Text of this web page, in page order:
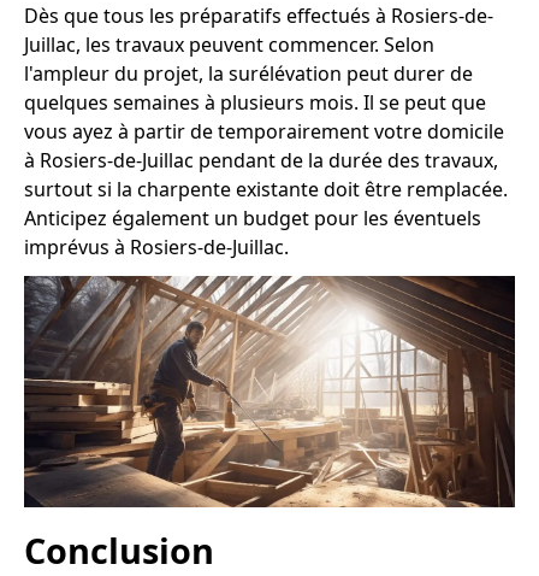
Dès que tous les préparatifs effectués à Rosiers-de-
Juillac, les travaux peuvent commencer. Selon
l'ampleur du projet, la surélévation peut durer de
quelques semaines à plusieurs mois. Il se peut que
vous ayez à partir de temporairement votre domicile
à Rosiers-de-Juillac pendant de la durée des travaux,
surtout si la charpente existante doit être remplacée.
Anticipez également un budget pour les éventuels
imprévus à Rosiers-de-Juillac.
Conclusion